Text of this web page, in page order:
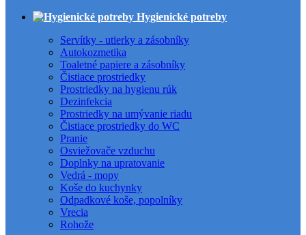
Hygienické potreby
Servítky - utierky a zásobníky
Autokozmetika
Toaletné papiere a zásobníky
Čistiace prostriedky
Prostriedky na hygienu rúk
Dezinfekcia
Prostriedky na umývanie riadu
Čistiace prostriedky do WC
Pranie
Osviežovače vzduchu
Doplnky na upratovanie
Vedrá - mopy
Koše do kuchynky
Odpadkové koše, popolníky
Vrecia
Rohože